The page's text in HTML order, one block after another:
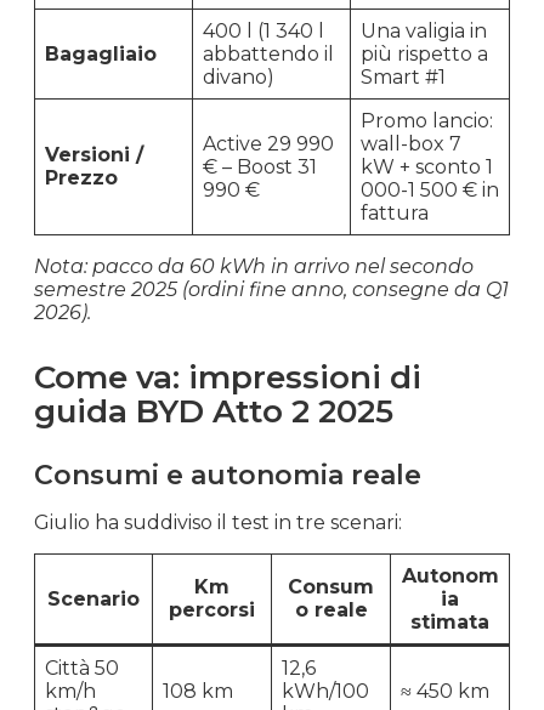
Bagagliaio
400 l (1 340 l
abbattendo il
divano)
Una valigia in
più rispetto a
Smart #1
Versioni /
Prezzo
Active 29 990
€ – Boost 31
990 €
Promo lancio:
wall-box 7
kW + sconto 1
000-1 500 € in
fattura
Nota: pacco da 60 kWh in arrivo nel secondo
semestre 2025 (ordini fine anno, consegne da Q1
2026).
Come va: impressioni di
guida BYD Atto 2 2025
Consumi e autonomia reale
Giulio ha suddiviso il test in tre scenari:
Scenario
Km
percorsi
Consum
o reale
Autonom
ia
stimata
Città 50
km/h
108 km
12,6
kWh/100
≈ 450 km